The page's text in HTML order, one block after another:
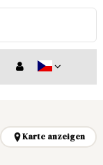
Karte anzeigen